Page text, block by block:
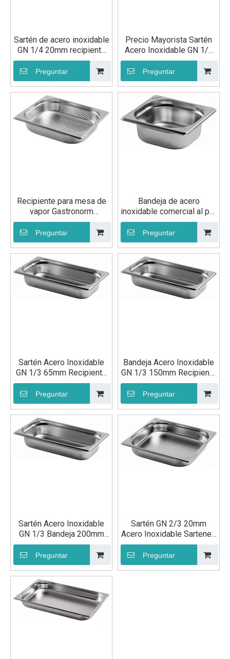
Sartén de acero inoxidable
GN 1/4 20mm recipiente
gastronorm para alimentos
Preguntar
Precio Mayorista Sartén
Acero Inoxidable GN 1/3
40mm
Preguntar
Recipiente para mesa de
vapor Gastronorm
perforado de acero
inoxidable GN 1/2 100 mm
para cocina
Preguntar
Bandeja de acero
inoxidable comercial al por
mayor GN 1/6 150 mm
Bandeja de alimentos para
contenedores Gastronorm
Preguntar
Sartén Acero Inoxidable
GN 1/3 65mm Recipiente
Gastronorm
Preguntar
Bandeja Acero Inoxidable
GN 1/3 150mm Recipiente
Gastronorm
Preguntar
Sartén Acero Inoxidable
GN 1/3 Bandeja 200mm
Gn Sartén Gastronorm
Contenedor Alimentos
Preguntar
Sartén GN 2/3 20mm
Acero Inoxidable Sartenes
Gastronorm Food
Container
Preguntar